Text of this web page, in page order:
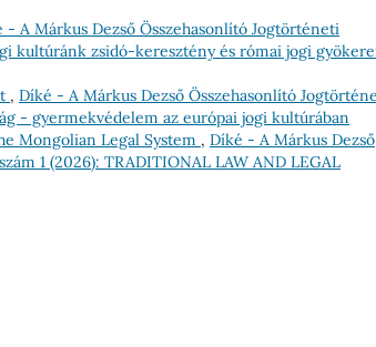
- A Márkus Dezső Összehasonlító Jogtörténeti
kultúránk zsidó-keresztény és római jogi
, Díké - A Márkus Dezső Összehasonlító
- gyermekvédelem az európai jogi kultúrában
Mongolian Legal System , Díké - A Márkus Dezső
1 (2026): TRADITIONAL LAW AND LEGAL